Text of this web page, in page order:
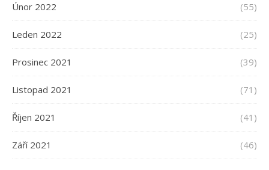
Únor 2022 (55)
Leden 2022 (25)
Prosinec 2021 (39)
Listopad 2021 (71)
Říjen 2021 (41)
Září 2021 (46)